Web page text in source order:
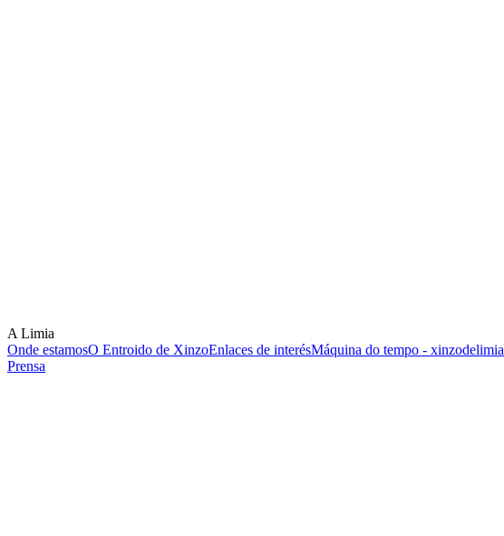
A Limia
Onde estamosO Entroido de XinzoEnlaces de interésMáquina do tempo -
Prensa